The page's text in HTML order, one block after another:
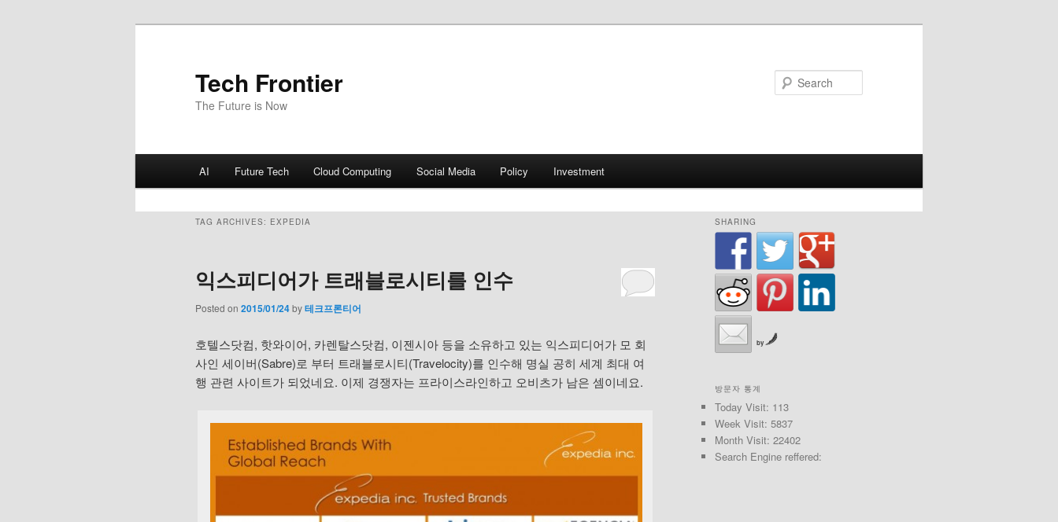
Tech Frontier
The Future is Now
Skip to primary content
Skip to secondary content
AI Future Tech Cloud Computing Social Media Policy Investment
TAG ARCHIVES: EXPEDIA
익스피디어가 트래블로시티를 인수
Posted on 2015/01/24by테크프론티어
호텔스닷컴, 핫와이어, 카렌탈스닷컴, 이젠시아 등을 소유하고 있는 익스피디어가 모 회
사인 세이버(Sabre)로 부터 트래블로시티(Travelocity)를 인수해 명실 공히 세계 최대 여
행 관련 사이트가 되었네요. 이제 경쟁자는 프라이스라인하고 오비츠가 남은 셈이네요.
SHARING
by
방문자 통계
Today Visit: 113
Week Visit: 5837
Month Visit: 22402
Search Engine reffered: